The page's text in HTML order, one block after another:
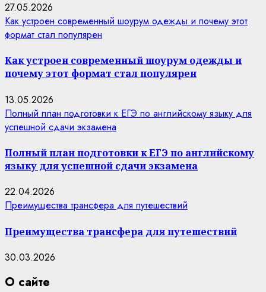
27.05.2026
Как устроен современный шоурум одежды и почему этот
формат стал популярен
Как устроен современный шоурум одежды и
почему этот формат стал популярен
13.05.2026
Полный план подготовки к ЕГЭ по английскому языку для
успешной сдачи экзамена
Полный план подготовки к ЕГЭ по английскому
языку для успешной сдачи экзамена
22.04.2026
Преимущества трансфера для путешествий
Преимущества трансфера для путешествий
30.03.2026
О сайте